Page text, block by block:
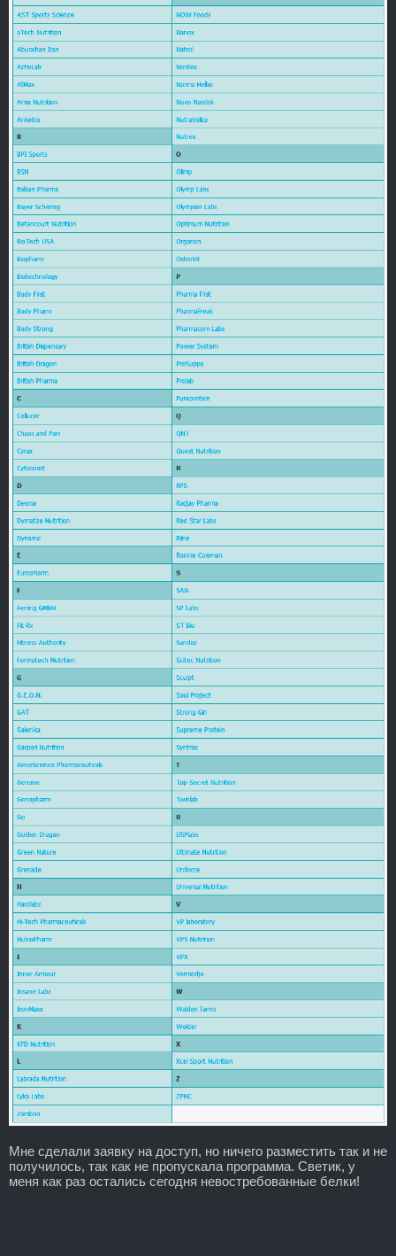
Мне сделали заявку на доступ, но ничего разместить так и не
получилось, так как не пропускала программа. Светик, у
меня как раз остались сегодня невостребованные белки!